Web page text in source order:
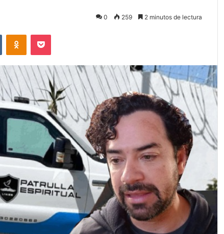
0 259 2 minutos de lectura
VKontakteOdnoklassniki
Pocket